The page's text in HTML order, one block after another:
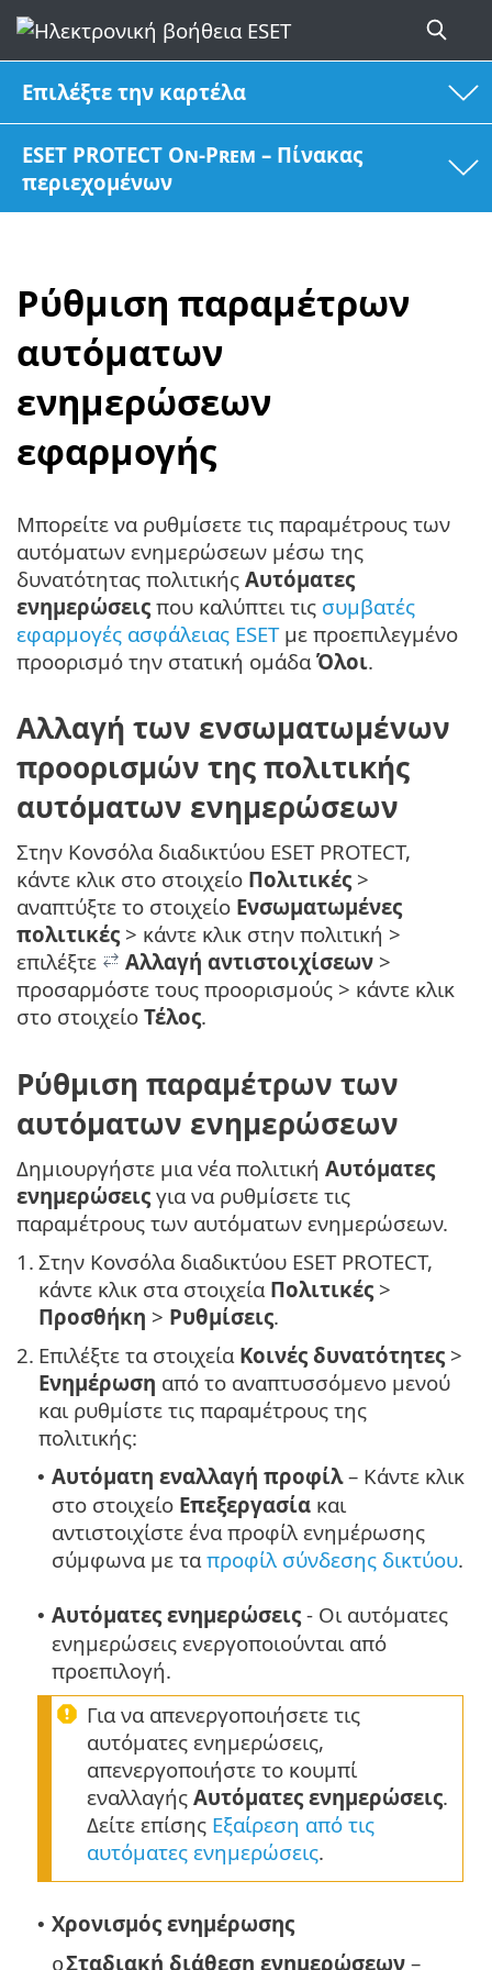
Επιλέξτε την καρτέλα
ESET PROTECT On-Prem – Πίνακας
περιεχομένων
Ρύθμιση παραμέτρων
αυτόματων
ενημερώσεων
εφαρμογής
Μπορείτε να ρυθμίσετε τις παραμέτρους των
αυτόματων ενημερώσεων μέσω της
δυνατότητας πολιτικής Αυτόματες
ενημερώσεις που καλύπτει τις συμβατές
εφαρμογές ασφάλειας ESETμε προεπιλεγμένο
προορισμό την στατική ομάδα Όλοι.
Αλλαγή των ενσωματωμένων
προορισμών της πολιτικής
αυτόματων ενημερώσεων
Στην Κονσόλα διαδικτύου ESET PROTECT,
κάντε κλικ στο στοιχείο Πολιτικές >
αναπτύξτε το στοιχείο Ενσωματωμένες
πολιτικές > κάντε κλικ στην πολιτική >
επιλέξτε
Αλλαγή αντιστοιχίσεων >
προσαρμόστε τους προορισμούς > κάντε κλικ
στο στοιχείο Τέλος.
Ρύθμιση παραμέτρων των
αυτόματων ενημερώσεων
Δημιουργήστε μια νέα πολιτική Αυτόματες
ενημερώσεις για να ρυθμίσετε τις
παραμέτρους των αυτόματων ενημερώσεων.
1. Στην Κονσόλα διαδικτύου ESET PROTECT,
κάντε κλικ στα στοιχεία Πολιτικές >
Προσθήκη > Ρυθμίσεις.
2. Επιλέξτε τα στοιχεία Κοινές δυνατότητες >
Ενημέρωση από το αναπτυσσόμενο μενού
και ρυθμίστε τις παραμέτρους της
πολιτικής:
• Αυτόματη εναλλαγή προφίλ– Κάντε κλικ
στο στοιχείο Επεξεργασία και
αντιστοιχίστε ένα προφίλ ενημέρωσης
σύμφωνα με τα προφίλ σύνδεσης δικτύου.
• Αυτόματες ενημερώσεις - Οι αυτόματες
ενημερώσεις ενεργοποιούνται από
προεπιλογή.
Για να απενεργοποιήσετε τις
αυτόματες ενημερώσεις,
απενεργοποιήστε το κουμπί
εναλλαγής Αυτόματες ενημερώσεις.
Δείτε επίσης Εξαίρεση από τις
αυτόματες ενημερώσεις.
• Χρονισμός ενημέρωσης
Σταδιακή διάθεση ενημερώσεων –